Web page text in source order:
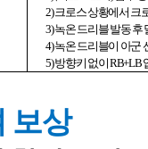
2)크로스 상황에서 크
3)녹온 드리블 발동 후
4)녹온 드리블이 아군
5)방향키 없이RB+LB
보상